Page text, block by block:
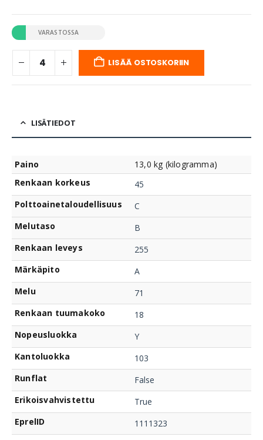
VARASTOSSA
LISÄÄ OSTOSKORIIN
LISÄTIEDOT
Paino
13,0 kg (kilogramma)
Renkaan korkeus
45
Polttoainetaloudellisuus
C
Melutaso
B
Renkaan leveys
255
Märkäpito
A
Melu
71
Renkaan tuumakoko
18
Nopeusluokka
Y
Kantoluokka
103
Runflat
False
Erikoisvahvistettu
True
EprelID
1111323